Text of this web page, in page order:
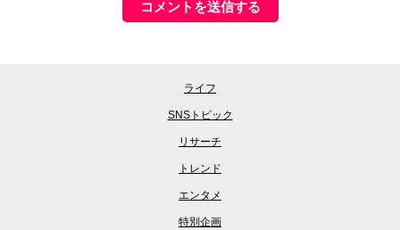
ライフ
SNSトピック
リサーチ
トレンド
エンタメ
特別企画